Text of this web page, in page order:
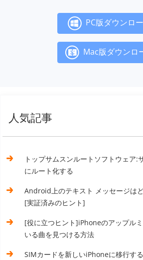
PC版ダウンロ
Mac版ダウンロ
人気記事
トップサムスンルートソフトウェア:
にルート化する
Android上のテキスト メッセージは
[実証済みのヒント]
[役に立つヒント]iPhoneのアップル
いる曲を見つける方法
SIMカードを新しいiPhoneに移行す